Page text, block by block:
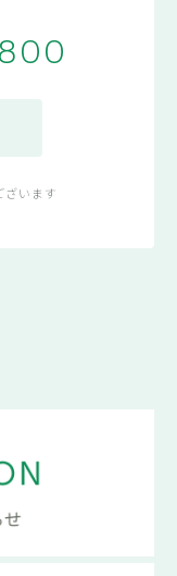
ざいます